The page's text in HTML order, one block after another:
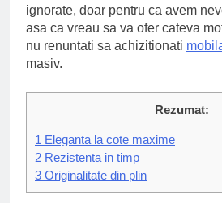
ignorate, doar pentru ca avem
asa ca vreau sa va ofer cateva
nu renuntati sa achizitionati
masiv.
Rezumat:
1 Eleganta la cote maxime
2 Rezistenta in timp
3 Originalitate din plin